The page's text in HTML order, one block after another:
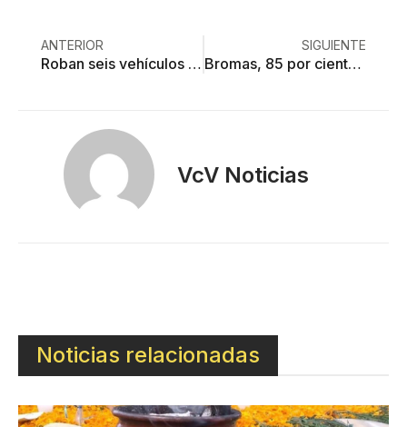
ANTERIOR
Roban seis vehículos cada hora en Edoméx
SIGUIENTE
Bromas, 85 por ciento de llamadas al C5
VcV Noticias
Noticias relacionadas